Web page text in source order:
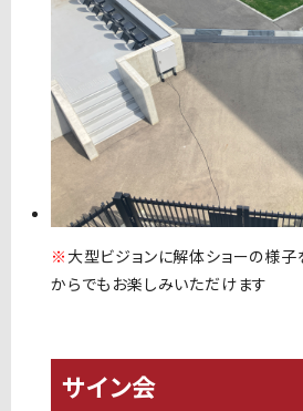
※大型ビジョンに解体ショーの様子
からでもお楽しみいただけます
サイン会